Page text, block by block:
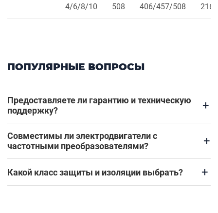
4/6/8/10 508 406/457/508 216
ПОПУЛЯРНЫЕ ВОПРОСЫ
Предоставляете ли гарантию и техническую
поддержку?
+
Совместимы ли электродвигатели с
частотными преобразователями?
+
Какой класс защиты и изоляции выбрать? +